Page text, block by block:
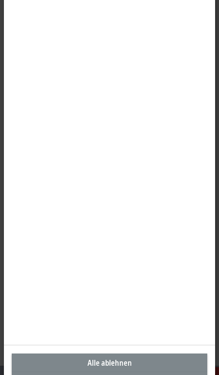
Alle ablehnen